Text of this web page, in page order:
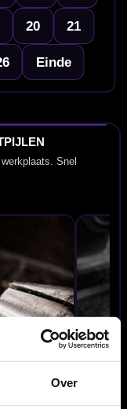
Over
20 21
Einde
Snel